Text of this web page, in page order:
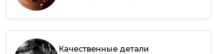
Качественные детали